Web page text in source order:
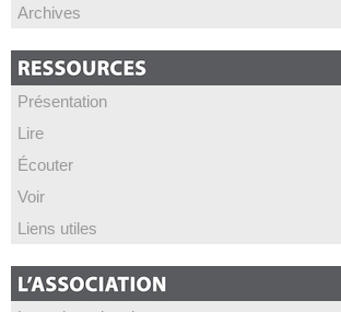
Archives
Présentation
Lire
Écouter
Voir
Liens utiles